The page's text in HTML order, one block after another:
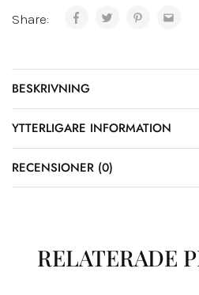
Share:
BESKRIVNING
YTTERLIGARE INFORMATION
RECENSIONER (0)
RELATERADE